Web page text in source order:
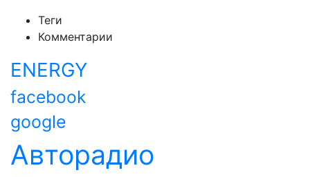
Теги
Комментарии
ENERGY
facebook
google
Авторадио